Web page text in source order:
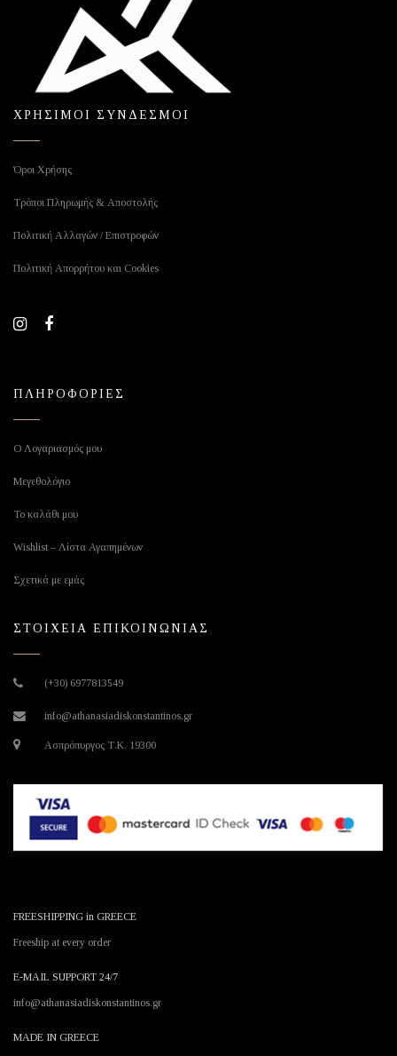
ΧΡΗΣΙΜΟΙ ΣΥΝΔΕΣΜΟΙ
Όροι Χρήσης
Τρόποι Πληρωμής & Αποστολής
Πολιτική Αλλαγών / Επιστροφών
Πολιτική Απορρήτου και Cookies
ΠΛΗΡΟΦΟΡΙΕΣ
Ο Λογαριασμός μου
Μεγεθολόγιο
Το καλάθι μου
Wishlist – Λίστα Αγαπημένων
Σχετικά με εμάς
ΣΤΟΙΧΕΙΑ ΕΠΙΚΟΙΝΩΝΙΑΣ
(+30) 6977813549
info@athanasiadiskonstantinos.gr
Ασπρόπυργος Τ.Κ. 19300
FREESHIPPING in GREECE
Freeship at every order
E-MAIL SUPPORT 24/7
info@athanasiadiskonstantinos.gr
MADE IN GREECE